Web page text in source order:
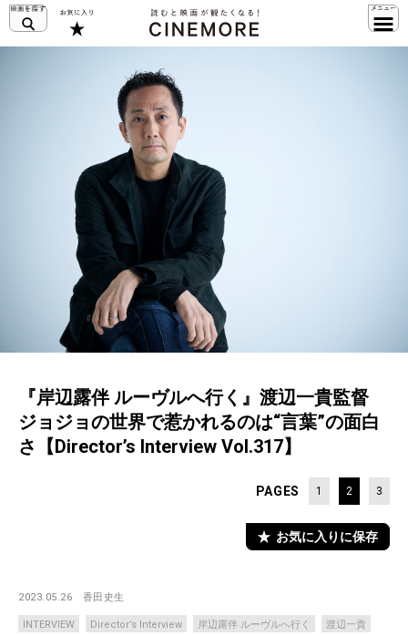
『岸辺露伴 ルーヴルへ行く』渡辺一貴監督
ジョジョの世界で惹かれるのは“言葉”の面白
さ【Director’s Interview Vol.317】
PAGES 1 2 3
お気に入りに保存
2023.05.26 香田史生
INTERVIEW Director’s Interview 岸辺露伴 ルーヴルへ行く
渡辺一貴